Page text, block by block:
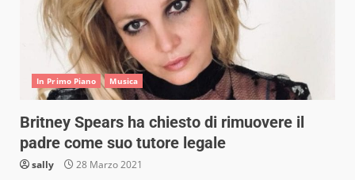
In Primo Piano Musica
Britney Spears ha chiesto di rimuovere il
padre come suo tutore legale
sally 28 Marzo 2021